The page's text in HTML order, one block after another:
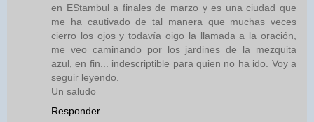
en EStambul a finales de marzo y es una ciudad que
me ha cautivado de tal manera que muchas veces
cierro los ojos y todavía oigo la llamada a la oración,
me veo caminando por los jardines de la mezquita
azul, en fin... indescriptible para quien no ha ido. Voy a
seguir leyendo.
Un saludo
Responder